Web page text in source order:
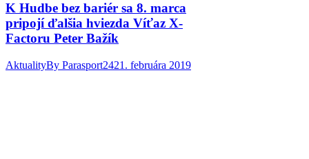
K Hudbe bez bariér sa 8. marca
pripojí ďalšia hviezda Víťaz X-
Factoru Peter Bažík
AktualityBy Parasport2421. februára 2019